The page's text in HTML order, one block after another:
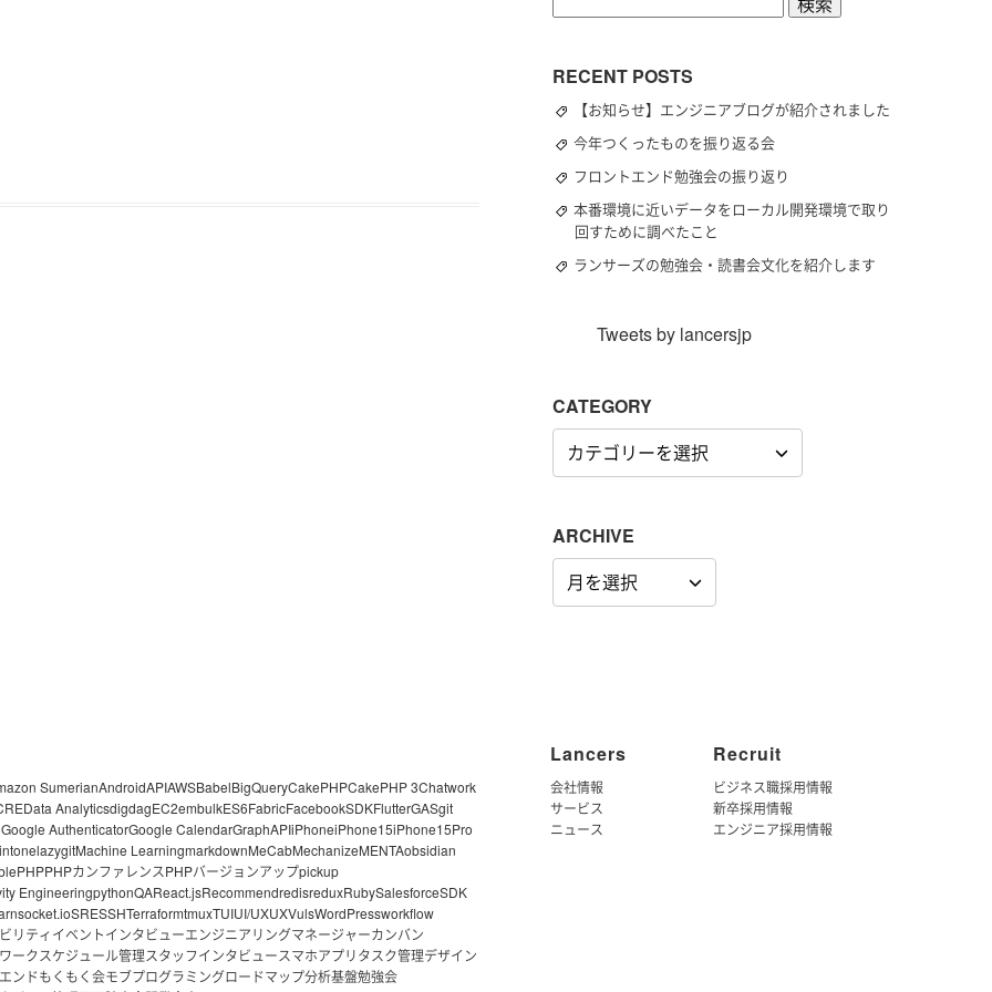
RECENT POSTS
【お知らせ】エンジニアブログが紹介されました
今年つくったものを振り返る会
フロントエンド勉強会の振り返り
本番環境に近いデータをローカル開発環境で取り
回すために調べたこと
ランサーズの勉強会・読書会文化を紹介します
Tweets by lancersjp
CATEGORY
CATEGORY
ARCHIVE
ARCHIVE
SumerianAndroidAPIAWSBabelBigQueryCakePHPCakePHP 3Chatwork
Data AnalyticsdigdagEC2embulkES6FabricFacebookSDKFlutterGASgit
Google AuthenticatorGoogle CalendarGraphAPIiPhoneiPhone15iPhone15Pro
lazygitMachine LearningmarkdownMeCabMechanizeMENTAobsidian
PHPPHPカンファレンスPHPバージョンアップpickup
EngineeringpythonQAReact.jsRecommendredisreduxRubySalesforceSDK
socket.ioSRESSHTerraformtmuxTUIUI/UXUXVulsWordPressworkflow
リティ イベントインタビューエンジニアリングマネージャーカンバン
ークスケジュール管理スタッフインタビュースマホアプリタスク管理デザイン
ンドもくもく会モブプログラミングロードマップ分析基盤勉強会
Lancers
会社情報
サービス
ニュース
Recruit
ビジネス職採用情報
新卒採用情報
エンジニア採用情報